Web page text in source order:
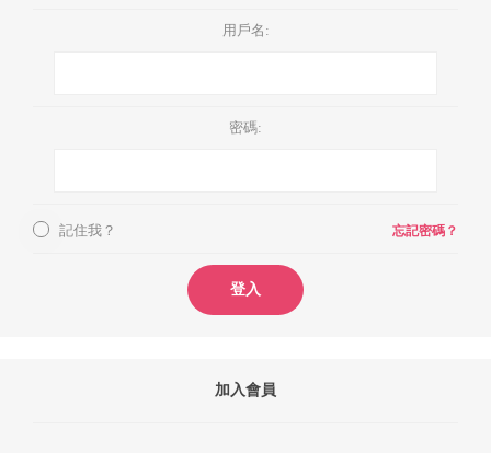
用戶名:
密碼:
記住我？ 忘記密碼？
登入
加入會員